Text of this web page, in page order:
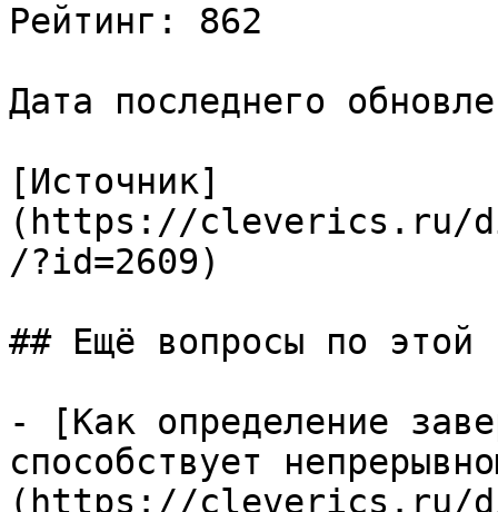
Рейтинг: 862
Дата последнего
[Источник]
(https://cleverics.ru/
/?id=2609)
## Ещё вопросы по этой
- [Как определение
способствует
(https://cleverics.ru/